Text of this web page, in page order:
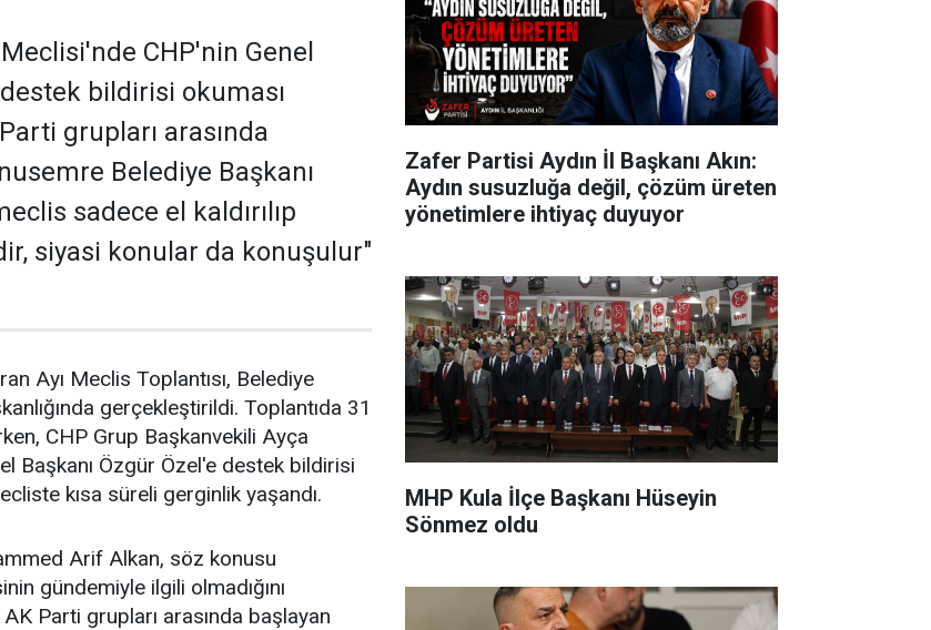
CHP'nin Genel
bildirisi okuması
grupları arasında
Belediye Başkanı
sadece el kaldırılıp
siyasi konular da konuşulur"
Ayı Meclis Toplantısı, Belediye
gerçekleştirildi. Toplantıda 31
CHP Grup Başkanvekili Ayça
Başkanı Özgür Özel'e destek bildirisi
kısa süreli gerginlik yaşandı.
Arif Alkan, söz konusu
gündemiyle ilgili olmadığını
Parti grupları arasında başlayan
Zafer Partisi Aydın İl Başkanı Akın:
Aydın susuzluğa değil, çözüm üreten
yönetimlere ihtiyaç duyuyor
MHP Kula İlçe Başkanı Hüseyin
Sönmez oldu